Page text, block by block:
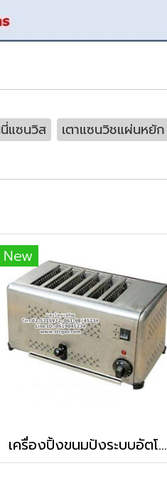
แซนวิส เตาแซนวิชแผ่นหยัก
New
เครื่องปิ้งขนมปังระบบอัตโนมัติ 6 ช่อง รุ่น ETS-6